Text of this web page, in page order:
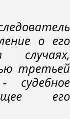
о его
третьей
его